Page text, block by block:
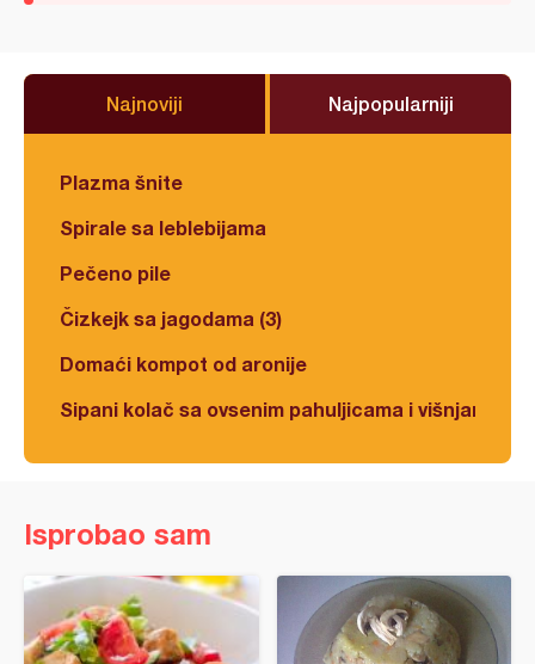
Najnoviji Najpopularniji
Plazma šnite
Spirale sa leblebijama
Pečeno pile
Čizkejk sa jagodama (3)
Domaći kompot od aronije
Sipani kolač sa ovsenim pahuljicama i višnjama
Isprobao sam